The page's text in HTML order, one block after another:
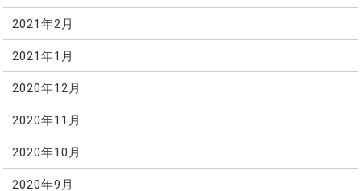
2021年2月
2021年1月
2020年12月
2020年11月
2020年10月
2020年9月